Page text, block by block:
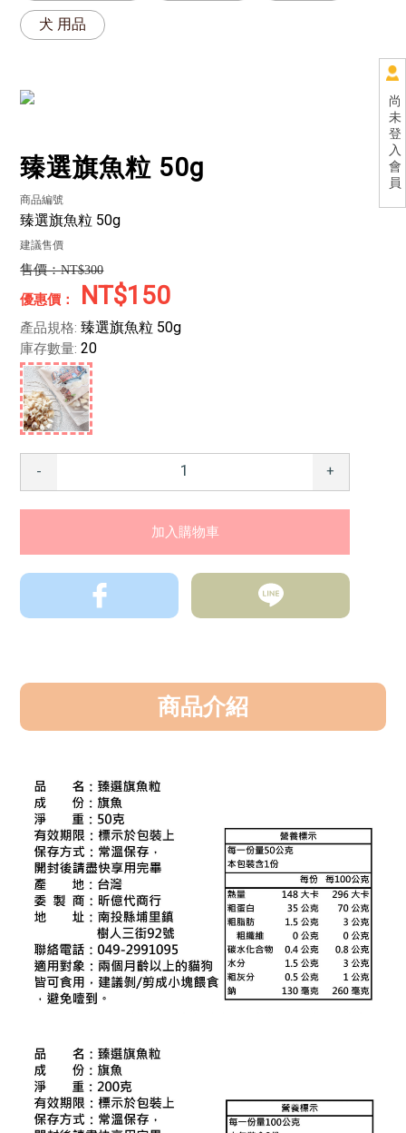
尚
未
登
入
會
員
犬 用品
臻選旗魚粒 50g
商品編號
臻選旗魚粒 50g
建議售價
NT$300
NT$150
產品規格: 臻選旗魚粒 50g
庫存數量: 20
- +
商品介紹